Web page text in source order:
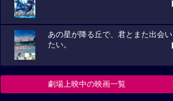
あの星が降る丘で、君とまた出会い
たい。
劇場上映中の映画一覧